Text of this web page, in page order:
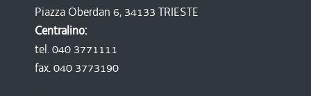
Piazza Oberdan 6, 34133 TRIESTE
Centralino:
tel. 040 3771111
fax. 040 3773190